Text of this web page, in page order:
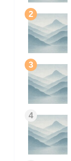
2
3
4